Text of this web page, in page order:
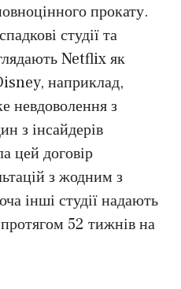
прокату.
студії та
Netflix як
наприклад,
невдоволення з
з інсайдерів
цей договір
з жодним з
інші студії надають
52 тижнів на